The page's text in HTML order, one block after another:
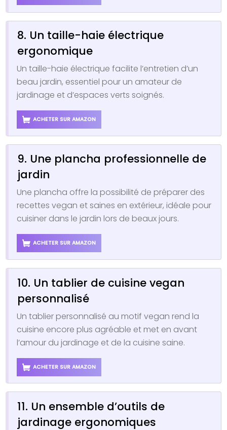
8. Un taille-haie électrique
ergonomique
Un taille-haie électrique facilite l’entretien d’un
beau jardin, essentiel pour un amateur de
jardinage et d’espaces verts soignés.
ACHETER SUR AMAZON
9. Une plancha professionnelle de
jardin
Une plancha offre la possibilité de préparer des
recettes vegan et saines en extérieur, idéale pour
cuisiner dans le jardin lors de beaux jours.
ACHETER SUR AMAZON
10. Un tablier de cuisine vegan
personnalisé
Un tablier personnalisé au motif vegan rend la
cuisine encore plus agréable et met en avant
l’amour du jardinage et de la cuisine saine.
ACHETER SUR AMAZON
11. Un ensemble d’outils de
jardinage ergonomiques